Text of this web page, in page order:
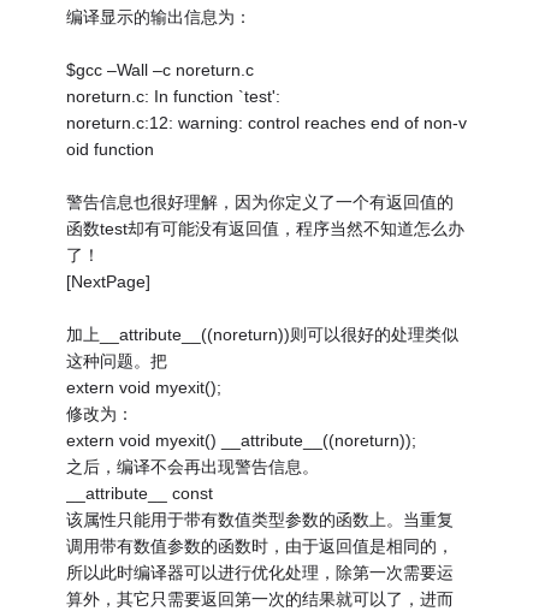
编译显示的输出信息为：
$gcc –Wall –c noreturn.c
noreturn.c: In function `test':
noreturn.c:12: warning: control reaches end of non-v
oid function
警告信息也很好理解，因为你定义了一个有返回值的
函数test却有可能没有返回值，程序当然不知道怎么办
了！
[NextPage]
加上__attribute__((noreturn))则可以很好的处理类似
这种问题。把
extern void myexit();
修改为：
extern void myexit() __attribute__((noreturn));
之后，编译不会再出现警告信息。
__attribute__ const
该属性只能用于带有数值类型参数的函数上。当重复
调用带有数值参数的函数时，由于返回值是相同的，
所以此时编译器可以进行优化处理，除第一次需要运
算外，其它只需要返回第一次的结果就可以了，进而